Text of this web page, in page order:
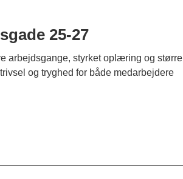
25-27
arbejdsgange, styrket oplæring og større
og tryghed for både medarbejdere